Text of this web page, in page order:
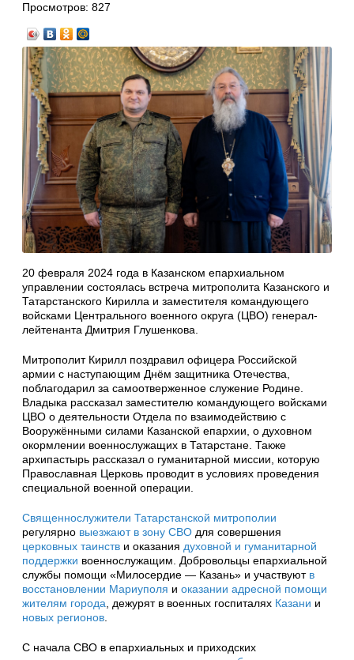
Просмотров: 827
20 февраля 2024 года в Казанском епархиальном
управлении состоялась встреча митрополита Казанского и
Татарстанского Кирилла и заместителя командующего
войсками Центрального военного округа (ЦВО) генерал-
лейтенанта Дмитрия Глушенкова.
Митрополит Кирилл поздравил офицера Российской
армии с наступающим Днём защитника Отечества,
поблагодарил за самоотверженное служение Родине.
Владыка рассказал заместителю командующего войсками
ЦВО о деятельности Отдела по взаимодействию с
Вооружёнными силами Казанской епархии, о духовном
окормлении военнослужащих в Татарстане. Также
архипастырь рассказал о гуманитарной миссии, которую
Православная Церковь проводит в условиях проведения
специальной военной операции.
Священнослужители Татарстанской митрополии
регулярно выезжают в зону СВО для совершения
церковных таинств и оказания духовной и гуманитарной
поддержки военнослужащим. Добровольцы епархиальной
службы помощи «Милосердие — Казань» и участвуют в
восстановлении Мариуполя и оказании адресной помощи
жителям города , дежурят в военных госпиталях Казани и
новых регионов
С начала СВО в епархиальных и приходских